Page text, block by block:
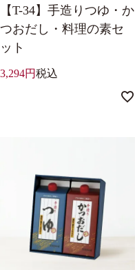
【T-34】手造りつゆ・か
つおだし・料理の素セ
ット
3,294 税込